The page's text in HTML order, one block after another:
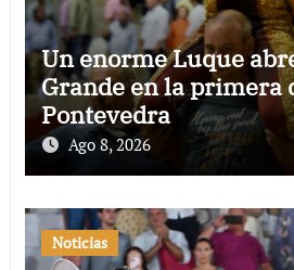
Un enorme Luque
Grande en la primera
Pontevedra
Ago 8, 2026
Noticias